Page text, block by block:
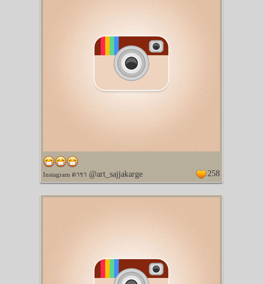
Instagram ดารา @art_sajjakarge 258